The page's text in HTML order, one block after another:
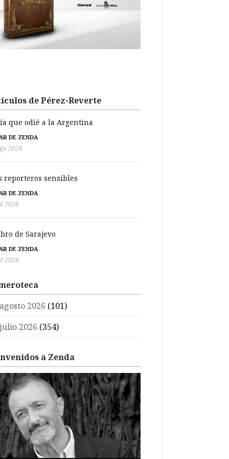
de Pérez-Reverte
que odié a la Argentina
DE ZENDA
2026
reporteros sensibles
DE ZENDA
2026
de Sarajevo
DE ZENDA
2026
2026 (101)
2026 (354)
a Zenda